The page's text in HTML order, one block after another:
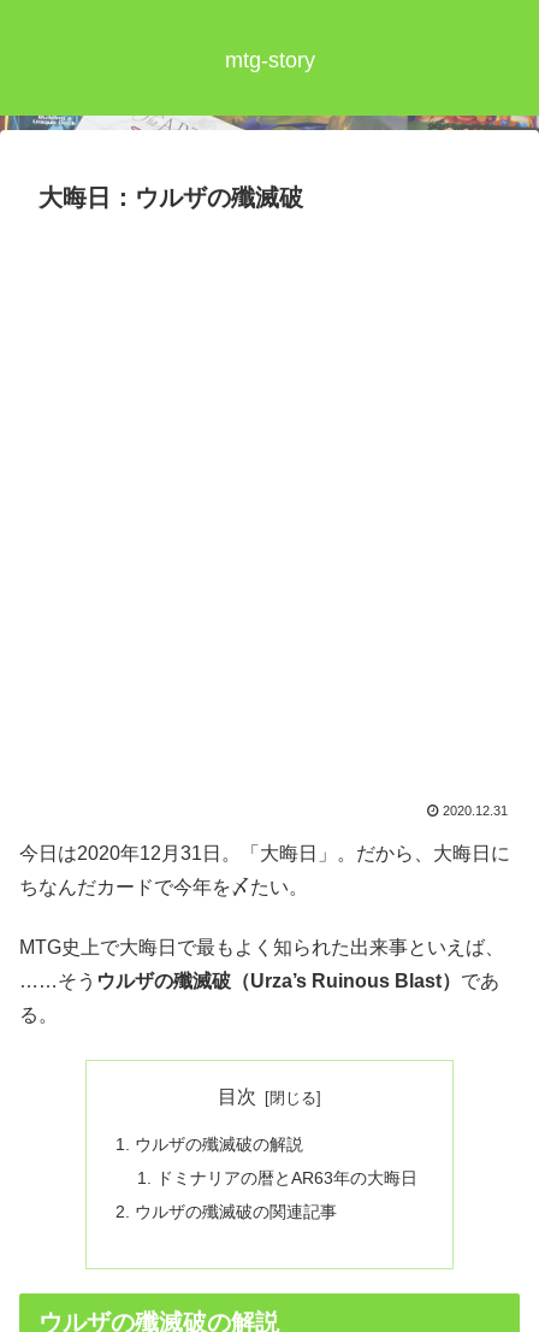
mtg-story
大晦日：ウルザの殲滅破
2020.12.31
今日は2020年12月31日。「大晦日」。だから、大晦日に
ちなんだカードで今年を〆たい。
MTG史上で大晦日で最もよく知られた出来事といえば、
……そう ウルザの殲滅破（Urza’s Ruinous Blast） であ
る。
目次
ウルザの殲滅破の解説
ドミナリアの暦とAR63年の大晦日
ウルザの殲滅破の関連記事
ウルザの殲滅破の解説